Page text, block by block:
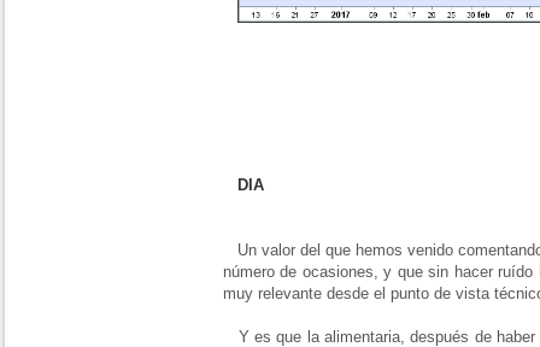
DIA
Un valor del que hemos venido
número de ocasiones, y que sin hacer
muy relevante desde el punto de vista
Y es que la alimentaria, después de